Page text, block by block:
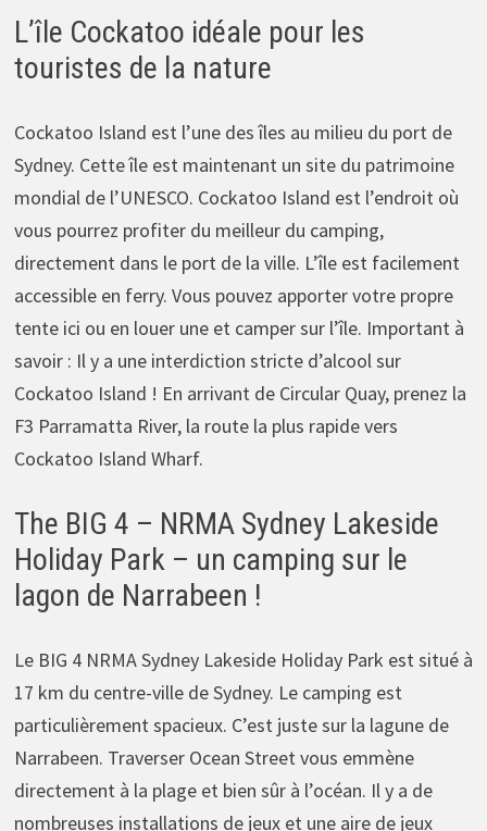
L’île Cockatoo idéale pour les
touristes de la nature
Cockatoo Island est l’une des îles au milieu du port de
Sydney. Cette île est maintenant un site du patrimoine
mondial de l’UNESCO. Cockatoo Island est l’endroit où
vous pourrez profiter du meilleur du camping,
directement dans le port de la ville. L’île est facilement
accessible en ferry. Vous pouvez apporter votre propre
tente ici ou en louer une et camper sur l’île. Important à
savoir : Il y a une interdiction stricte d’alcool sur
Cockatoo Island ! En arrivant de Circular Quay, prenez la
F3 Parramatta River, la route la plus rapide vers
Cockatoo Island Wharf.
The BIG 4 – NRMA Sydney Lakeside
Holiday Park – un camping sur le
lagon de Narrabeen !
Le BIG 4 NRMA Sydney Lakeside Holiday Park est situé à
17 km du centre-ville de Sydney. Le camping est
particulièrement spacieux. C’est juste sur la lagune de
Narrabeen. Traverser Ocean Street vous emmène
directement à la plage et bien sûr à l’océan. Il y a de
nombreuses installations de jeux et une aire de jeux